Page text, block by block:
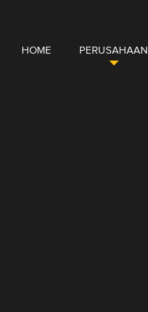
HOME PERUSAHAAN